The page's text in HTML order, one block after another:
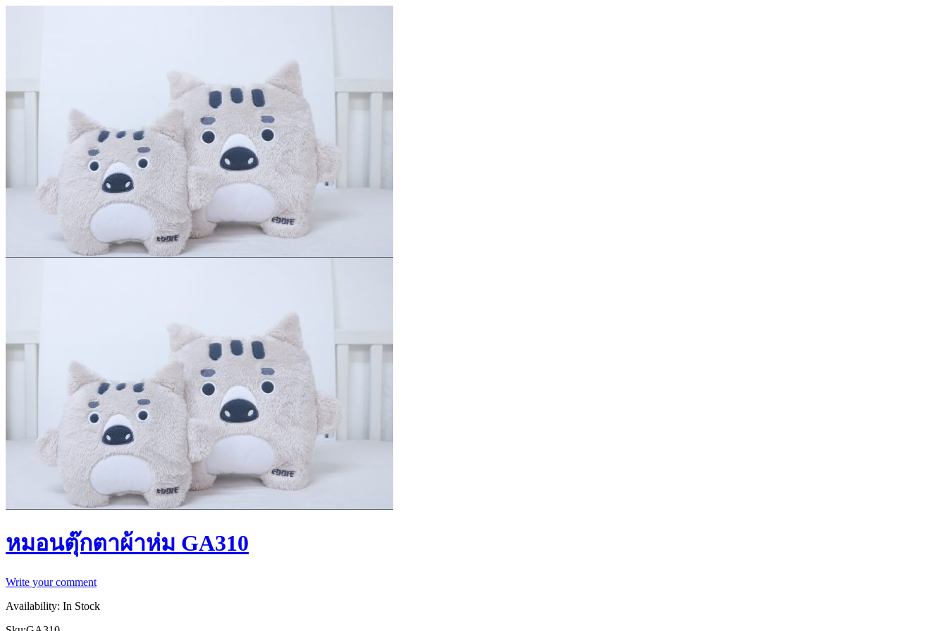
หมอนตุ๊กตาผ้าห่ม GA310
Write your comment
Availability: In Stock